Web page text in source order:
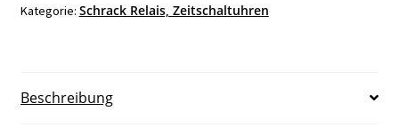
Steckmodul
YRT78626
Kategorie: Schrack Relais, Zeitschaltuhren
Beschreibung